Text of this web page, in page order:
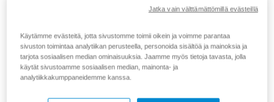
ilmatilavuus ei ole kohdallaan, tulee ilmajousten
ja avaamisen, jolloin suosittelemme olemaan yhteydessä
Fox-huoltoomme.
Mikäli painuman säädön jälkeen ilmatilavuudet ovat
kohdallaan, asetetaan tämän jälkeen kaikki
Käytämme evästeitä, jotta sivustomme toimii oikein ja voimme parantaa
sivuston toimintaa analytiikan perusteella, personoida sisältöä ja mainoksia ja
tarjota sosiaalisen median ominaisuuksia. Jaamme myös tietoja tavasta, jolla
käytät sivustoamme sosiaalisen median, mainonta- ja
analytiikkakumppaneidemme kanssa.
Jatka vain välttämättömillä evästeillä